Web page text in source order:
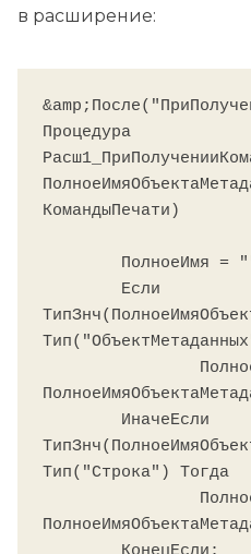
в расширение:
Процедура
КомандыПечати)
Тип("Строка") Тогда